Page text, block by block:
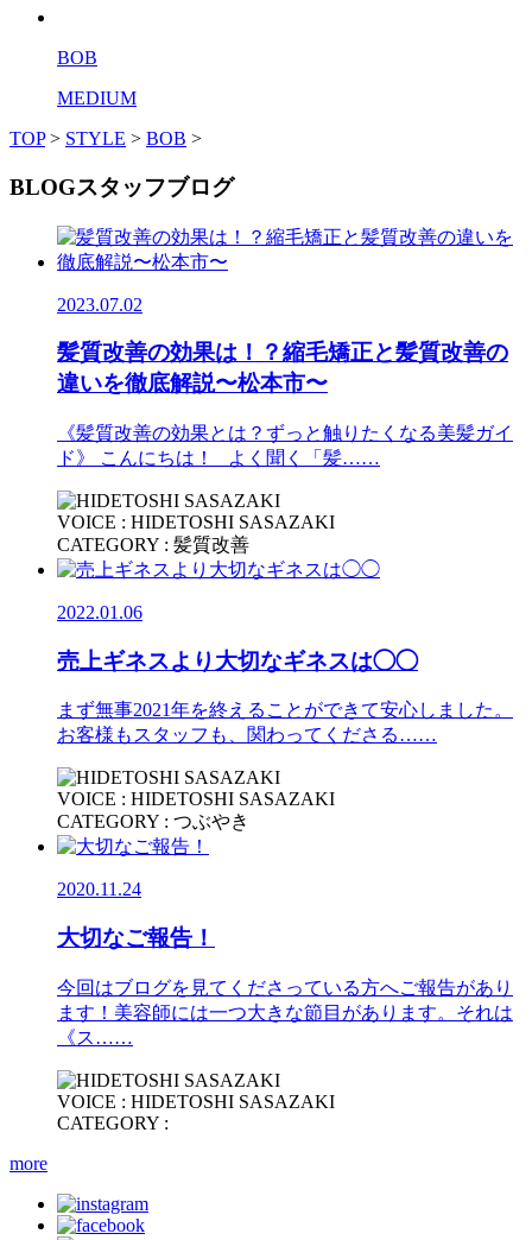
BOB
MEDIUM
TOP> STYLE > BOB >
BLOGスタッフブログ
2023.07.02
髪質改善の効果は！？縮毛矯正と髪質改善の
違いを徹底解説〜松本市〜
《髪質改善の効果とは？ずっと触りたくなる美髪ガイ
ド》 こんにちは！ よく聞く「髪……
VOICE : HIDETOSHI SASAZAKI
CATEGORY : 髪質改善
2022.01.06
売上ギネスより大切なギネスは◯◯
まず無事2021年を終えることができて安心しました。
お客様もスタッフも、関わってくださる……
VOICE : HIDETOSHI SASAZAKI
CATEGORY : つぶやき
2020.11.24
大切なご報告！
今回はブログを見てくださっている方へご報告があり
ます！美容師には一つ大きな節目があります。それは
《ス……
VOICE : HIDETOSHI SASAZAKI
CATEGORY :
more